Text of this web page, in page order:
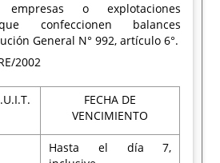
empresas o explotaciones
confeccionen balances
General N° 992, artículo 6°.
2002
FECHA DE
VENCIMIENTO
Hasta el día 7,